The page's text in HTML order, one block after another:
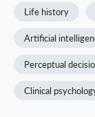
Life history
Artificial
Perceptual
Clinical